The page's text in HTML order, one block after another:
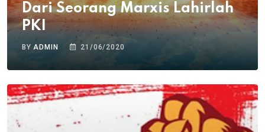
Dari Seorang Marxis Lahirlah
PKI
BY ADMIN 21/06/2020